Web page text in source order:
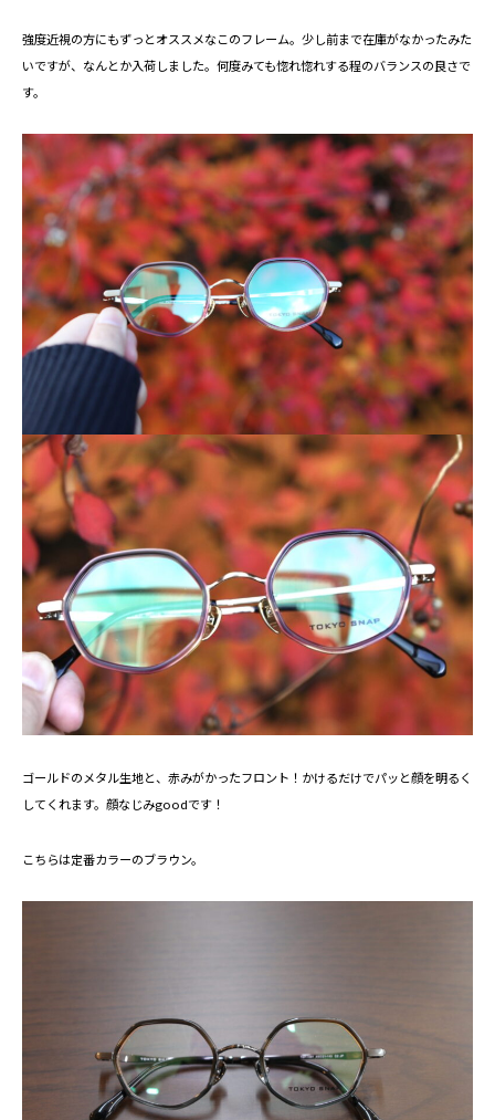
強度近視の方にもずっとオススメなこのフレーム。少し前まで在庫がなかったみた
いですが、なんとか入荷しました。何度みても惚れ惚れする程のバランスの良さで
す。
ゴールドのメタル生地と、赤みがかったフロント！かけるだけでパッと顔を明るく
してくれます。顔なじみgoodです！
こちらは定番カラーのブラウン。